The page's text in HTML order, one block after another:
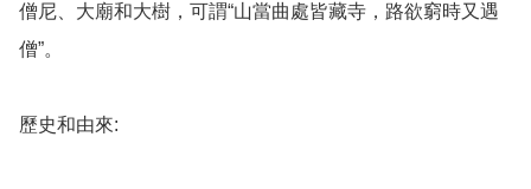
僧尼、大廟和大樹，可謂“山當曲處皆藏寺，路欲窮時又遇
僧”。
歷史和由來: